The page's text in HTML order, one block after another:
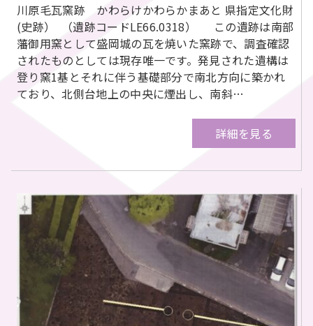
川原毛瓦窯跡 かわらけかわらかまあと 県指定文化財
(史跡） （遺跡コードLE66.0318） この遺跡は南部
藩御用窯として盛岡城の瓦を焼いた窯跡で、調査確認
されたものとしては現存唯一です。発見された遺構は
登り窯1基とそれに伴う基礎部分で南北方向に築かれ
ており、北側台地上の中央に煙出し、南斜…
詳細を見る